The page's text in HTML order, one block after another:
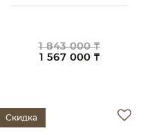
1 843 000 ₸
1 567 000 ₸
Скидка